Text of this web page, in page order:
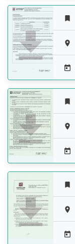











